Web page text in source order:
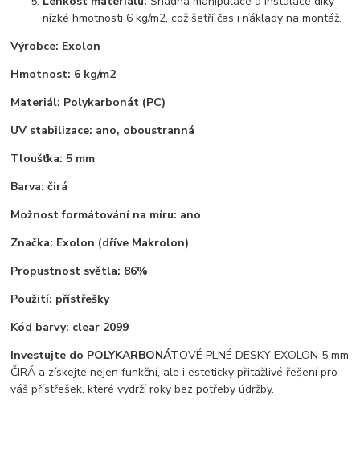
nízké hmotnosti 6 kg/m2, což šetří čas i náklady na montáž.
Výrobce: Exolon
Hmotnost: 6 kg/m2
Materiál: Polykarbonát (PC)
UV stabilizace: ano, oboustranná
Tloušťka: 5 mm
Barva: čirá
Možnost formátování na míru: ano
Značka: Exolon (dříve Makrolon)
Propustnost světla: 86%
Použití: přístřešky
Kód barvy: clear 2099
Investujte do POLYKARBONÁTOVÉ PLNÉ DESKY EXOLON 5 mm
ČIRÁ a získejte nejen funkční, ale i esteticky přitažlivé řešení pro
váš přístřešek, které vydrží roky bez potřeby údržby.